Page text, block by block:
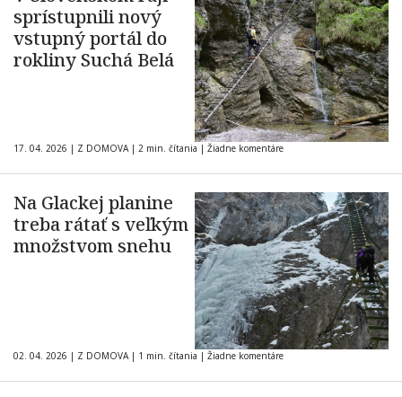
sprístupnili nový
vstupný portál do
rokliny Suchá Belá
17. 04. 2026 | Z DOMOVA | 2 min. čítania | Žiadne komentáre
Na Glackej planine
treba rátať s veľkým
množstvom snehu
02. 04. 2026 | Z DOMOVA | 1 min. čítania | Žiadne komentáre